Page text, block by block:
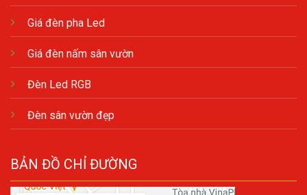
Giá đèn pha Led
Giá đèn nấm sân vườn
Đèn Led RGB
Đèn sân vườn đẹp
BẢN ĐỒ CHỈ ĐƯỜNG